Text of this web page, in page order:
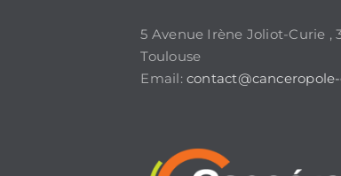
5 Avenue Irène Joliot-Curie ,
Toulouse
Email: